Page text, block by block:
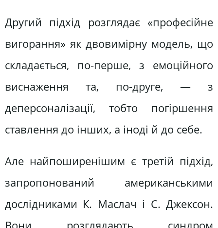
Другий підхід розглядає «професійне
вигорання» як двовимірну модель, що
складається, по-перше, з емоційного
виснаження та, по-друге, — з
деперсоналізації, тобто погіршення
ставлення до інших, а іноді й до себе.
Але найпоширенішим є третій підхід,
запропонований американськими
дослідниками К. Маслач і С. Джексон.